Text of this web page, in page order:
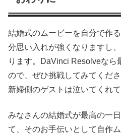
結婚式のムービーを自分で作
分思い入れが強くなりますし
ります。DaVinci Resolveなら
ので、ぜひ挑戦してみてくだ
新婦側のゲストは泣いてくれ
みなさんの結婚式が最高の一
て、そのお手伝いとして自作